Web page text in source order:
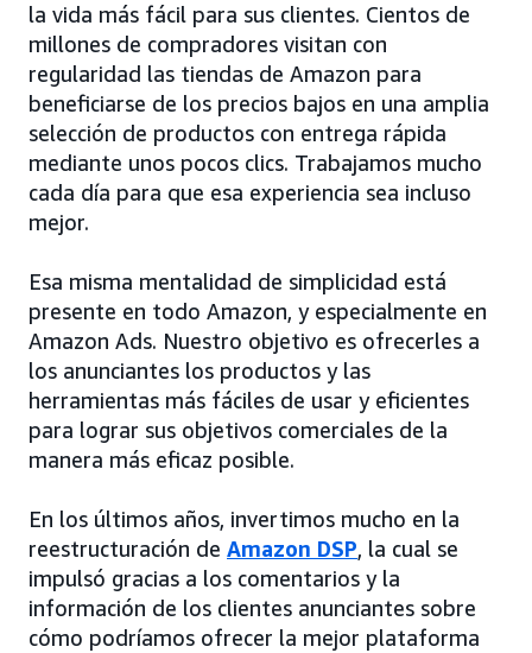
la vida más fácil para sus clientes. Cientos de
millones de compradores visitan con
regularidad las tiendas de Amazon para
beneficiarse de los precios bajos en una amplia
selección de productos con entrega rápida
mediante unos pocos clics. Trabajamos mucho
cada día para que esa experiencia sea incluso
mejor.
Esa misma mentalidad de simplicidad está
presente en todo Amazon, y especialmente en
Amazon Ads. Nuestro objetivo es ofrecerles a
los anunciantes los productos y las
herramientas más fáciles de usar y eficientes
para lograr sus objetivos comerciales de la
manera más eficaz posible.
En los últimos años, invertimos mucho en la
reestructuración de Amazon DSP, la cual se
impulsó gracias a los comentarios y la
información de los clientes anunciantes sobre
cómo podríamos ofrecer la mejor plataforma